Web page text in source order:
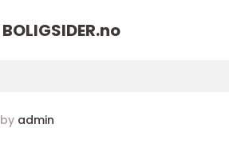
BOLIGSIDER.no
by admin